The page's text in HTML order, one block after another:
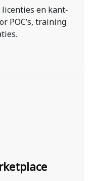
licenties en kant-
POC’s, training